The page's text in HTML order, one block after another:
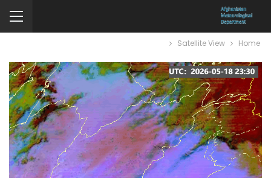
Home
Satellite View